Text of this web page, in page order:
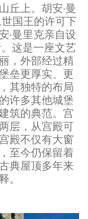
丘上。胡安·曼
世国王的许可下
·曼里克亲自设
这是一座文艺
，外部经过精
垒更厚实、更
其独特的布局
许多其他城堡
筑的典范。宫
层，从宫殿可
殿不仅有大窗
至今仍保留着
典屋顶多年来
。